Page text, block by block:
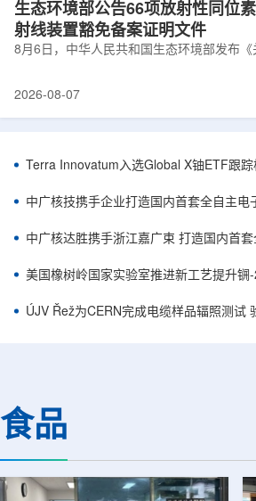
生态环境部公告66项放射性同位
射线装置豁免备案证明文件
8月6日，中华人民共和国生态环境部发布《
将各省级生态环境主管部门报送的、已获得
置、放射源或非密封放射性物质予以公告。
告发布的汇总表共列出66项备案记录，涉及
东、天津、上海、河北、四川、甘肃、安徽
南、辽宁等地相关单位。备案内容涵盖...
2026-08-07
Terra Innovatum入选Global X铀ETF跟
中广核技携手企业打造国内首套全自主电
中广核达胜携手浙江嘉广束 打造国内首
美国橡树岭国家实验室推进新工艺提升锎
ÚJV Řež为CERN完成电缆样品辐照测试
食品